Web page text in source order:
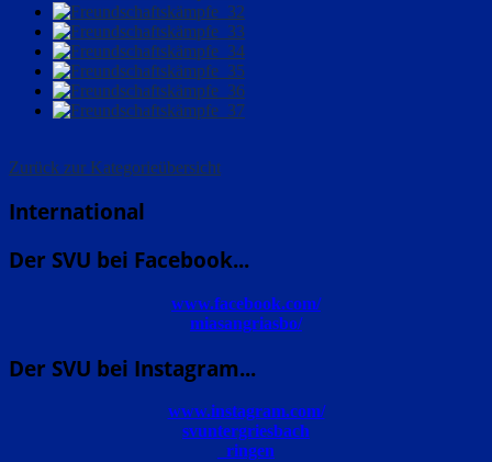
Zurück zur Kategorieübersicht
International
Der SVU bei Facebook...
www.facebook.com/
miasangriasbo/
Der SVU bei Instagram...
www.instagram.com/
svuntergriesbach
_ringen